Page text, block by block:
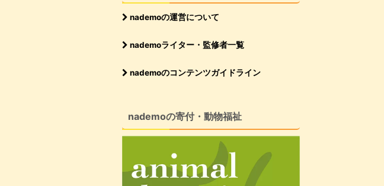
nademoの運営について
nademoライター・監修者一覧
nademoのコンテンツガイドライン
nademoの寄付・動物福祉